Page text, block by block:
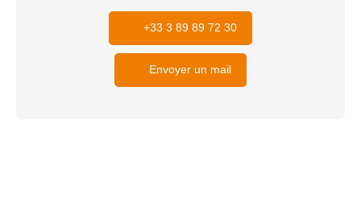
+33 3 89 89 72 30
Envoyer un mail